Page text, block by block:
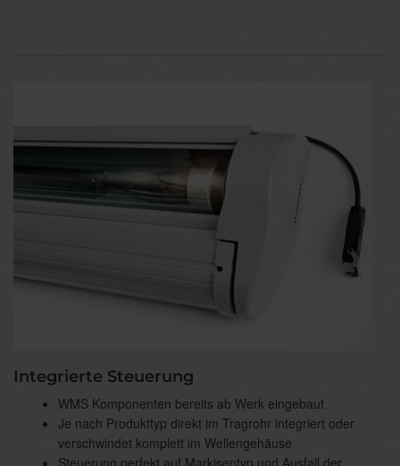
Integrierte Steuerung
WMS Komponenten bereits ab Werk eingebaut
Je nach Produkttyp direkt im Tragrohr integriert oder
verschwindet komplett im Wellengehäuse
Steuerung perfekt auf Markisentyp und Ausfall der